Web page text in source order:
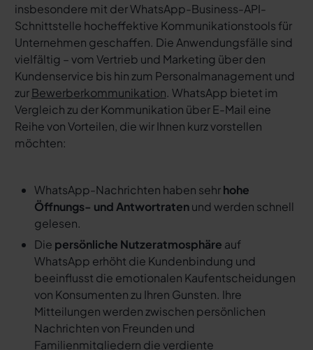
insbesondere mit der WhatsApp-Business-API-
Schnittstelle hocheffektive Kommunikationstools für
Unternehmen geschaffen. Die Anwendungsfälle sind
vielfältig – vom Vertrieb und Marketing über den
Kundenservice bis hin zum Personalmanagement und
zurBewerberkommunikation. WhatsApp bietet im
Vergleich zu der Kommunikation über E-Mail eine
Reihe von Vorteilen, die wir Ihnen kurz vorstellen
möchten:
WhatsApp-Nachrichten haben sehrhohe
Öffnungs- und Antwortratenund werden schnell
gelesen.
Die persönliche Nutzeratmosphäre auf
WhatsApp erhöht die Kundenbindung und
beeinflusst die emotionalen Kaufentscheidungen
von Konsumenten zu Ihren Gunsten. Ihre
Mitteilungen werden zwischen persönlichen
Nachrichten von Freunden und
Familienmitgliedern die verdiente